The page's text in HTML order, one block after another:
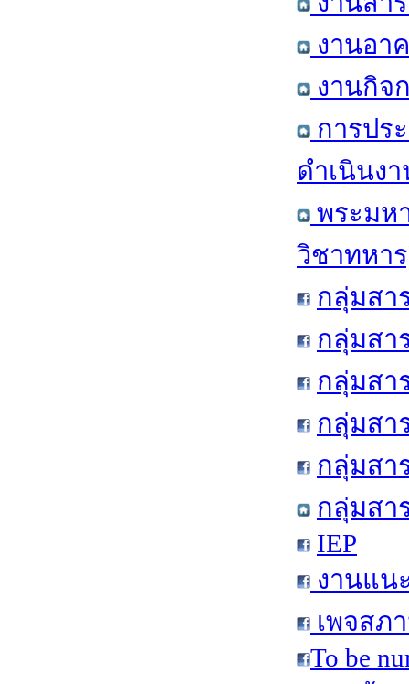
งานอา
งานกิจ
การปร
ดำเนินง
พระมห
วิชาทหา
กลุ่มสา
กลุ่มสา
กลุ่มสา
กลุ่มสา
กลุ่มสา
กลุ่มสา
IEP
งานแน
เพจสภ
To be